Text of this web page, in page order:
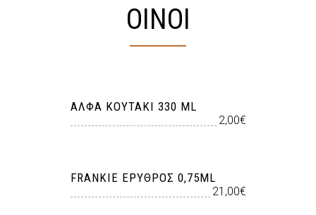
ΟΙΝΟΙ
ΆΛΦΑ ΚΟΥΤΆΚΙ 330 ML
2,00€
FRANKIE ΕΡΥΘΡΟΣ 0,75ML
21,00€